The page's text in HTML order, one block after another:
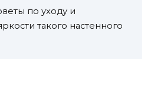
по уходу и
такого настенного